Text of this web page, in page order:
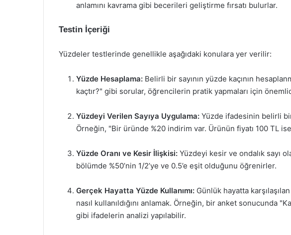
anlamını kavrama gibi becerileri geliştirme fırsatı bulurlar.
Testin İçeriği
Yüzdeler testlerinde genellikle aşağıdaki konulara yer verilir:
Yüzde Hesaplama: Belirli bir sayının yüzde kaçının
kaçtır?" gibi sorular, öğrencilerin pratik yapmaları için
Yüzdeyi Verilen Sayıya Uygulama: Yüzde ifadesinin belirli
Örneğin, "Bir üründe %20 indirim var. Ürünün fiyatı 100 TL
Yüzde Oranı ve Kesir İlişkisi: Yüzdeyi kesir ve ondalık sayı
bölümde %50’nin 1/2’ye ve 0.5’e eşit olduğunu öğrenirler.
Gerçek Hayatta Yüzde Kullanımı: Günlük hayatta
nasıl kullanıldığını anlamak. Örneğin, bir anket sonucunda
gibi ifadelerin analizi yapılabilir.